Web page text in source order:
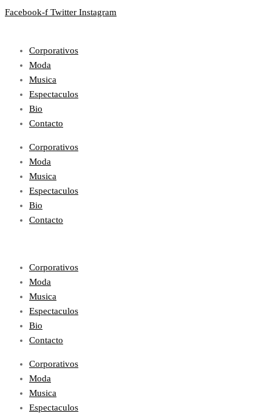
Facebook-f Twitter Instagram
Corporativos
Moda
Musica
Espectaculos
Bio
Contacto
Corporativos
Moda
Musica
Espectaculos
Bio
Contacto
Corporativos
Moda
Musica
Espectaculos
Bio
Contacto
Corporativos
Moda
Musica
Espectaculos